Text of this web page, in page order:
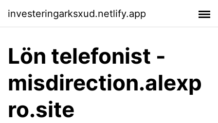
investeringarksxud.netlify.app
Lön telefonist -
misdirection.alexp
ro.site